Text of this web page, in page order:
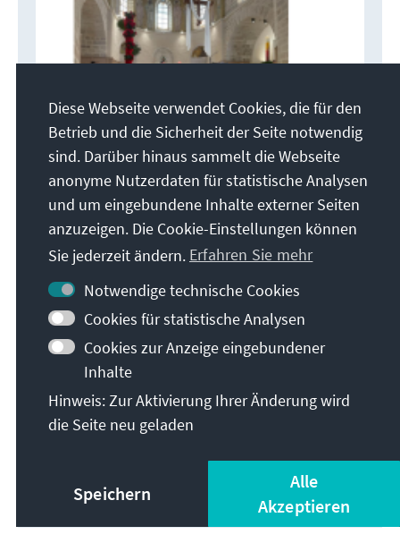
Christen in Israel
Herunterladen
Diese Webseite verwendet Cookies, die für den
Betrieb und die Sicherheit der Seite notwendig
sind. Darüber hinaus sammelt die Webseite
anonyme Nutzerdaten für statistische Analysen
und um eingebundene Inhalte externer Seiten
anzuzeigen. Die Cookie-Einstellungen können
Sie jederzeit ändern. Erfahren Sie mehr
Notwendige technische Cookies
Cookies für statistische Analysen
Cookies zur Anzeige eingebundener
Inhalte
Hinweis: Zur Aktivierung Ihrer Änderung wird
die Seite neu geladen
Speichern
Alle
Akzeptieren